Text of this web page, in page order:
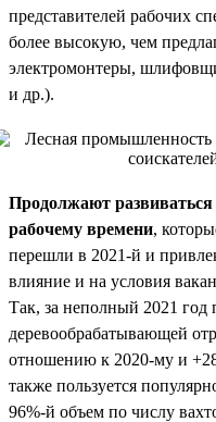
представителей рабочих
более высокую, чем
электромонтеры,
и др.).
Продолжают развиваться
рабочему времени,
перешли в 2021-й и
влияние и на условия
Так, за неполный 2021 год
деревообрабатывающей
отношению к 2020-му и
также пользуется
96%-й объем по числу